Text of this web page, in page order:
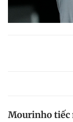
Mourinho tiếc